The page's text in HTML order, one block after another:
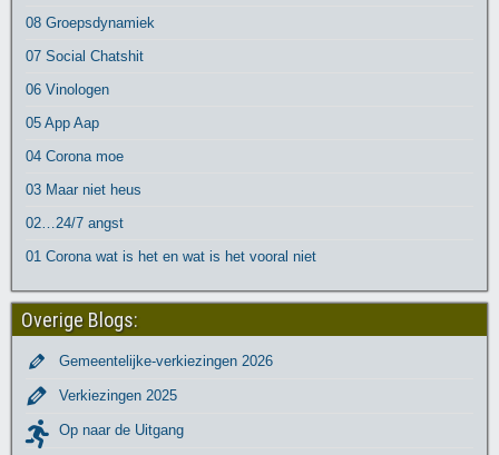
08 Groepsdynamiek
07 Social Chatshit
06 Vinologen
05 App Aap
04 Corona moe
03 Maar niet heus
02…24/7 angst
01 Corona wat is het en wat is het vooral niet
Overige Blogs:
Gemeentelijke-verkiezingen 2026
Verkiezingen 2025
Op naar de Uitgang